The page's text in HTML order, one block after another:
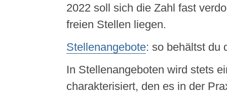
2022 soll sich die Zahl fast
freien Stellen liegen.
Stellenangebote: so behältst du
In Stellenangeboten wird stets
charakterisiert, den es in der